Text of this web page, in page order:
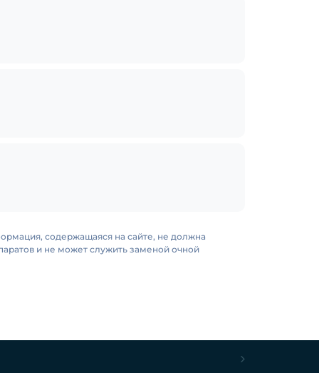
содержащаяся на сайте, не должна
и не может служить заменой очной